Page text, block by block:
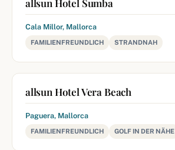
allsun Hotel Sumba
Cala Millor, Mallorca
FAMILIENFREUNDLICH STRANDNAH
allsun Hotel Vera Beach
Paguera, Mallorca
FAMILIENFREUNDLICH GOLF IN DER NÄHE